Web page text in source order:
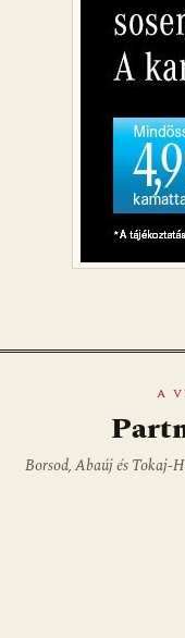
A
Borsod, Abaúj és Tokaj-